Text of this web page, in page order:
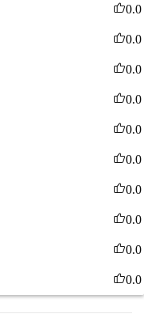
0.0
0.0
0.0
0.0
0.0
0.0
0.0
0.0
0.0
0.0